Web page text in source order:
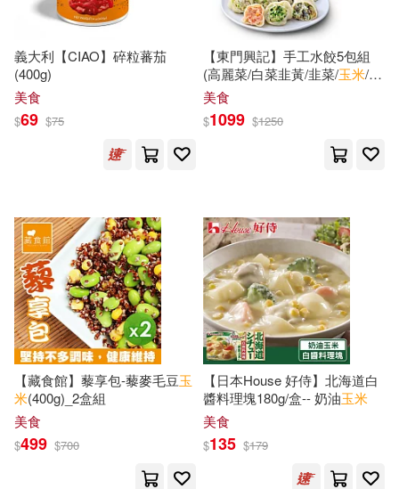
MAXING(18)
國本果子，文月今日子(18)
（比）安琳娜·派蒂格尼，南茜·德瓦
克絲(18)
孫寶文(17)
英國阿德曼動畫有限公司(17)
プレステージ出版（写真集）(16)
斯瓦米韋達．帕若堤(16)
勞動部及職業安全衛生研究所(79)
文物出版社(75)
湖北美術出版社(73)
中國少年兒童出版社(71)
威向(71) 上海書畫出版社(70)
崧燁文化(66) Naxos(65)
廣西師範大學出版社(65)
人民文學出版社(63)
電子書 (可複選)
適合手機平板閱讀(501)
適合平板閱讀(562)
免費電子書(16)
其他 (可複選)
現在可購買商品(19760)
作者/演唱/譯/編/繪(1)
-
義大利【CIAO】碎粒蕃茄
(400g)
美食
$69 $75
【東門興記】手工水餃5包組
(高麗菜/白菜韭黃/韭菜/玉米/香
菜)玉米
美食
$1099 $1250
【藏食館】藜享包-藜麥毛豆玉
米(400g)_2盒組
美食
$499 $700
【日本House 好侍】北海道白
醬料理塊180g/盒-- 奶油玉米
美食
$135 $179